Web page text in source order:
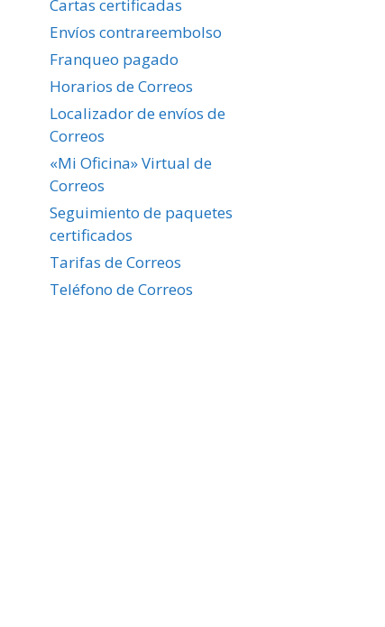
Cartas certificadas
Envíos contrareembolso
Franqueo pagado
Horarios de Correos
Localizador de envíos de
Correos
«Mi Oficina» Virtual de
Correos
Seguimiento de paquetes
certificados
Tarifas de Correos
Teléfono de Correos